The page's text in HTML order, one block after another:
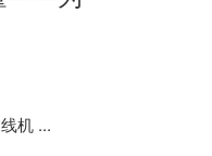
线机 ...